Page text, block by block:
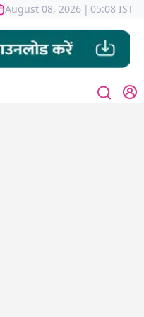
August 08, 2026 | 05:08 IST